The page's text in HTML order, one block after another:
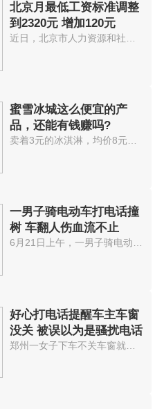
北京月最低工资标准调整
到2320元 增加120元
蜜雪冰城这么便宜的产
品，还能有钱赚吗?
卖着3元的冰淇淋，均价8元的奶茶...
一男子骑电动车打电话撞
树 车翻人伤血流不止
6月21日上午，一男子骑电动车行...
好心打电话提醒车主车窗
没关 被误以为是骚扰电话
郑州一女子下车不关车窗就走了，...